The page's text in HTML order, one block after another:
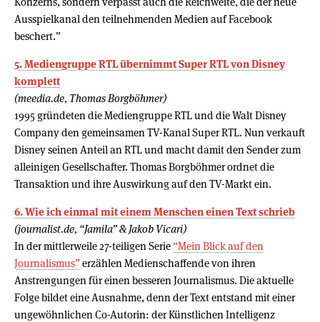
Ausspielkanal den teilnehmenden Medien auf Facebook
beschert.”
5. Mediengruppe RTL übernimmt Super RTL von Disney
komplett
(meedia.de, Thomas Borgböhmer)
1995 gründeten die Mediengruppe RTL und die Walt Disney
Company den gemeinsamen TV-Kanal Super RTL. Nun verkauft
Disney seinen Anteil an RTL und macht damit den Sender zum
alleinigen Gesellschafter. Thomas Borgböhmer ordnet die
Transaktion und ihre Auswirkung auf den TV-Markt ein.
6. Wie ich einmal mit einem Menschen einen Text schrieb
(journalist.de, “Jamila” & Jakob Vicari)
In der mittlerweile 27-teiligen Serie “Mein Blick auf den
Journalismus”erzählen Medienschaffende von ihren
Anstrengungen für einen besseren Journalismus. Die aktuelle
Folge bildet eine Ausnahme, denn der Text entstand mit einer
ungewöhnlichen Co-Autorin: der Künstlichen Intelligenz